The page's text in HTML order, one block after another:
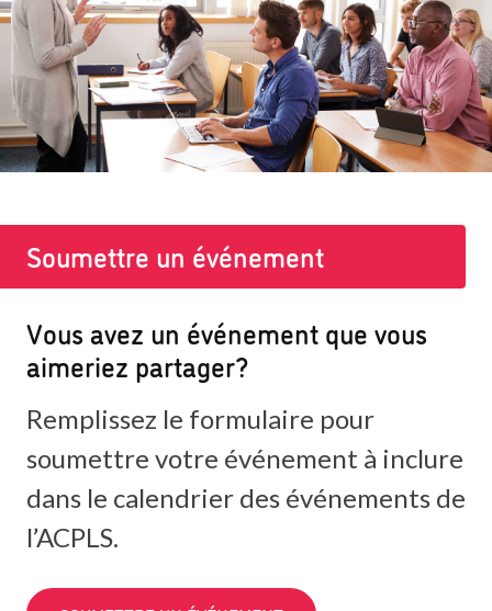
Soumettre un événement
Vous avez un événement que vous
aimeriez partager?
Remplissez le formulaire pour
soumettre votre événement à inclure
dans le calendrier des événements de
l’ACPLS.